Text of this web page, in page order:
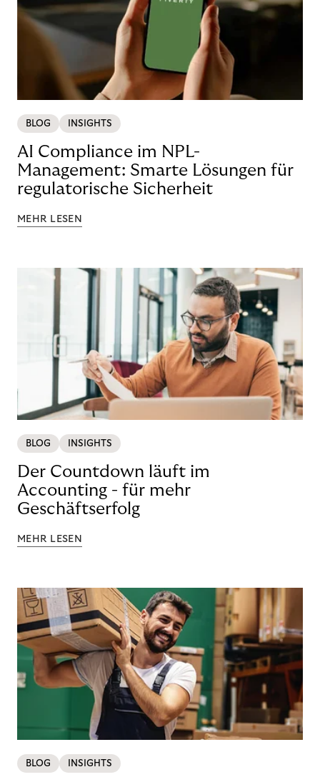
BLOG INSIGHTS
AI Compliance im NPL-
Management: Smarte Lösungen für
regulatorische Sicherheit
MEHR LESEN
BLOG INSIGHTS
Der Countdown läuft im
Accounting - für mehr
Geschäftserfolg
MEHR LESEN
BLOG INSIGHTS